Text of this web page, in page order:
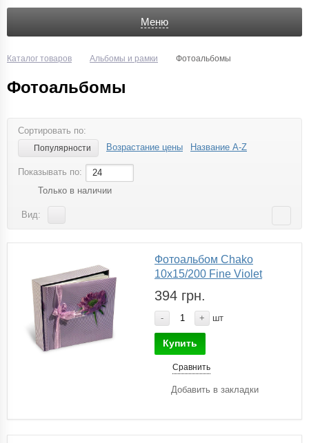
Меню
Каталог товаров Альбомы и рамки Фотоальбомы
Фотоальбомы
Сортировать по:
Популярности Возрастание цены Название A-Z
Показывать по:
24
Только в наличии
Вид:
Фотоальбом Chako
10x15/200 Fine Violet
394 грн.
- + шт
Купить
Сравнить
Добавить в закладки